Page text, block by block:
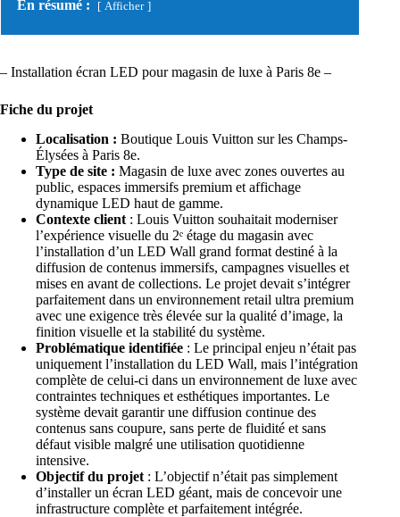
En résumé : Afficher
– Installation écran LED pour magasin de luxe à Paris 8e –
Fiche du projet
Localisation : Boutique Louis Vuitton sur les Champs-
Élysées à Paris 8e.
Type de site : Magasin de luxe avec zones ouvertes au
public, espaces immersifs premium et affichage
dynamique LED haut de gamme.
Contexte client : Louis Vuitton souhaitait moderniser
l’expérience visuelle du 2ᵉ étage du magasin avec
l’installation d’un LED Wall grand format destiné à la
diffusion de contenus immersifs, campagnes visuelles et
mises en avant de collections. Le projet devait s’intégrer
parfaitement dans un environnement retail ultra premium
avec une exigence très élevée sur la qualité d’image, la
finition visuelle et la stabilité du système.
Problématique identifiée : Le principal enjeu n’était pas
uniquement l’installation du LED Wall, mais l’intégration
complète de celui-ci dans un environnement de luxe avec
contraintes techniques et esthétiques importantes. Le
système devait garantir une diffusion continue des
contenus sans coupure, sans perte de fluidité et sans
défaut visible malgré une utilisation quotidienne
intensive.
Objectif du projet : L’objectif n’était pas simplement
d’installer un écran LED géant, mais de concevoir une
infrastructure complète et parfaitement intégrée.